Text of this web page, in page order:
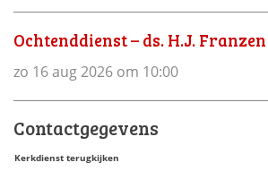
Ochtenddienst – ds. H.J. Franzen
zo 16 aug 2026 om 10:00
Contactgegevens
Kerkdienst terugkijken